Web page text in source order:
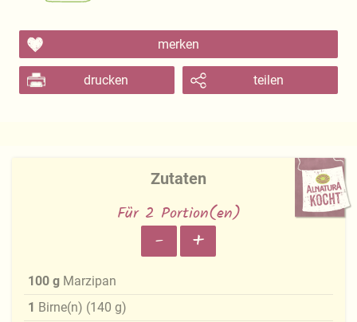
merken
drucken teilen
Zutaten
Für 2 Portion(en)
- +
100 g Marzipan
1 Birne(n) (140 g)